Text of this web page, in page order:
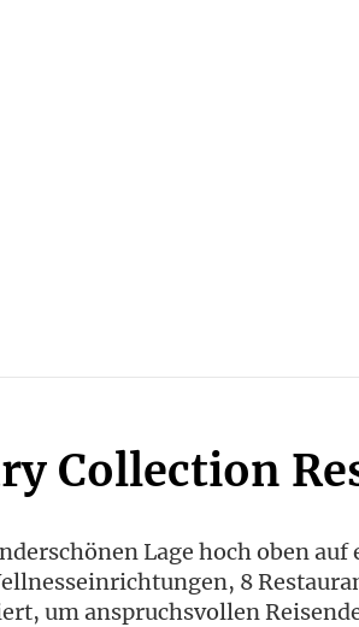
Collection
Lage hoch oben
8
um anspruchsvollen